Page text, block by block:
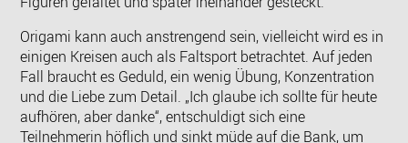
Origami kann auch anstrengend sein, vielleicht wird es in
einigen Kreisen auch als Faltsport betrachtet. Auf jeden
Fall braucht es Geduld, ein wenig Übung, Konzentration
und die Liebe zum Detail. „Ich glaube ich sollte für heute
aufhören, aber danke“, entschuldigt sich eine
Teilnehmerin höflich und sinkt müde auf die Bank, um